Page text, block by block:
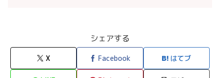
シェアする
X Facebook はてブ